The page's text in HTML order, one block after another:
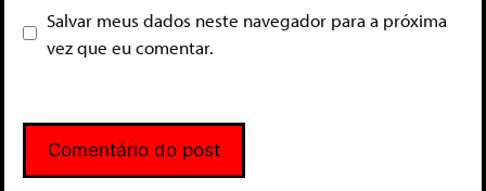
Salvar meus dados neste navegador para a próxima
vez que eu comentar.